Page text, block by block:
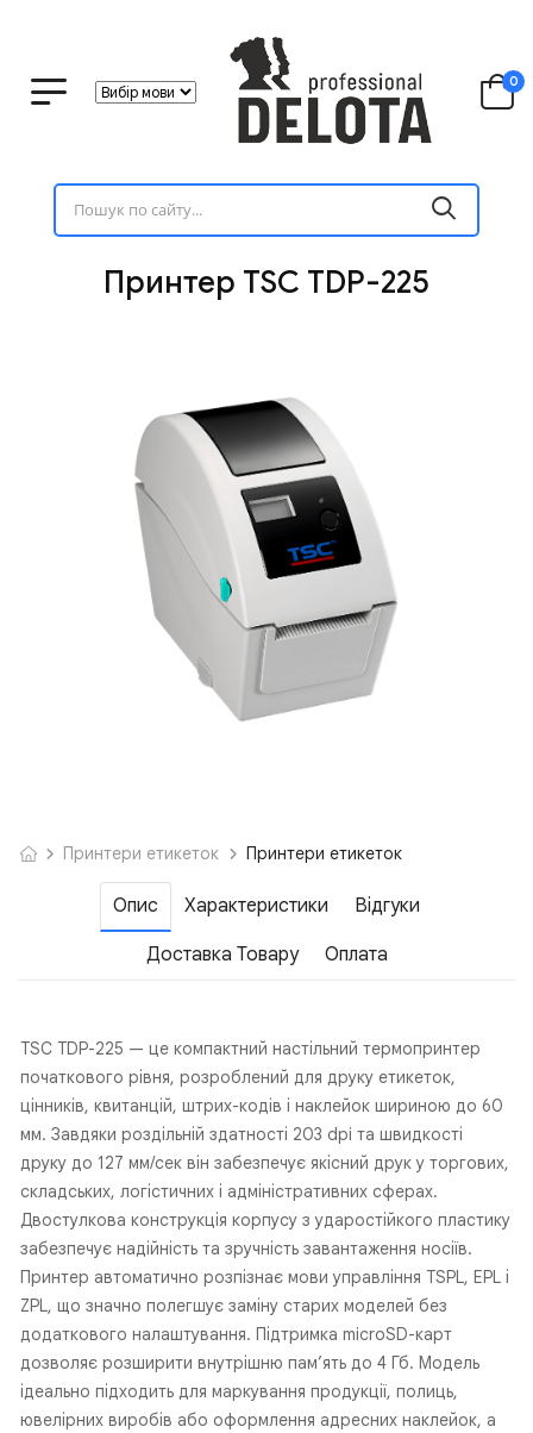
0
Принтер TSC TDP-225
Принтери етикеток Принтери етикеток
Опис Характеристики Відгуки
Доставка Товару Оплата
TSC TDP-225 — це компактний настільний термопринтер
початкового рівня, розроблений для друку етикеток,
цінників, квитанцій, штрих-кодів і наклейок шириною до 60
мм. Завдяки роздільній здатності 203 dpi та швидкості
друку до 127 мм/сек він забезпечує якісний друк у торгових,
складських, логістичних і адміністративних сферах.
Двостулкова конструкція корпусу з ударостійкого пластику
забезпечує надійність та зручність завантаження носіїв.
Принтер автоматично розпізнає мови управління TSPL, EPL і
ZPL, що значно полегшує заміну старих моделей без
додаткового налаштування. Підтримка microSD-карт
дозволяє розширити внутрішню пам’ять до 4 Гб. Модель
ідеально підходить для маркування продукції, полиць,
ювелірних виробів або оформлення адресних наклейок, а